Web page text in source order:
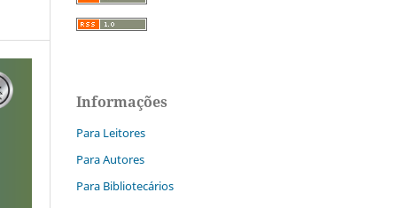
Informações
Para Leitores
Para Autores
Para Bibliotecários